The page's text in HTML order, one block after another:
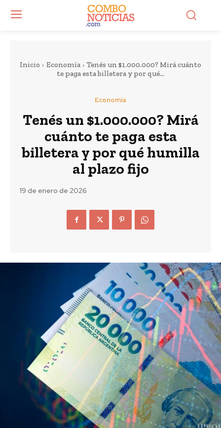
Inicio Economía
Tenés un $1.000.000? Mirá cuánto
te paga esta billetera y por qué...
Economía
Tenés un $1.000.000? Mirá
cuánto te paga esta
billetera y por qué humilla
al plazo fijo
19 de enero de 2026